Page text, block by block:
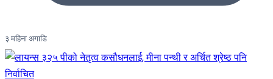
३ महिना अगाडि